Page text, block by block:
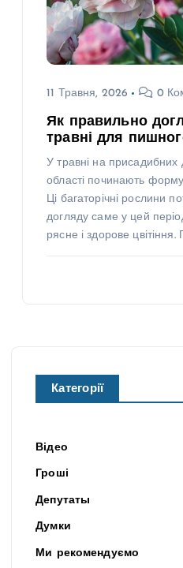
11 Травня, 2026 0
Як правильно
травні для
У травні на присадибних
області починають
Ці багаторічні рослини
догляду саме у цей
рясне і здорове
Категорії
Відео
Гроші
Депутаты
Думки
Ми рекомендуємо